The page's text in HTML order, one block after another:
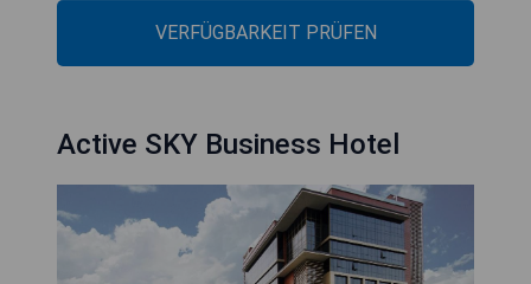
VERFÜGBARKEIT PRÜFEN
Active SKY Business Hotel